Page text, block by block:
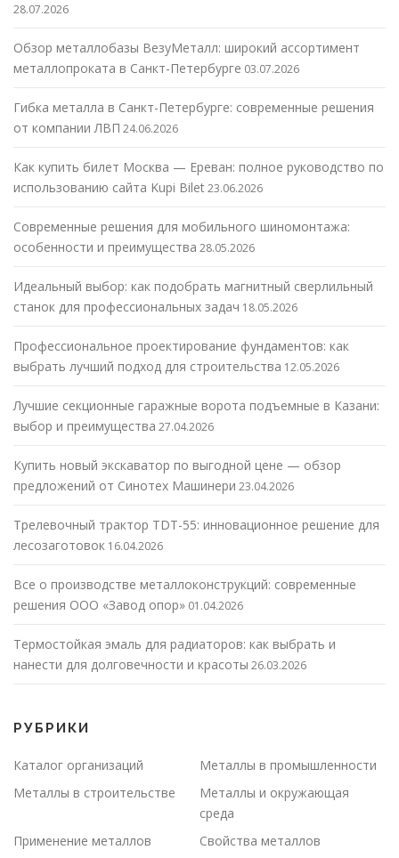
28.07.2026
Обзор металлобазы ВезуМеталл: широкий ассортимент
металлопроката в Санкт-Петербурге 03.07.2026
Гибка металла в Санкт-Петербурге: современные решения
от компании ЛВП 24.06.2026
Как купить билет Москва — Ереван: полное руководство по
использованию сайта Kupi Bilet23.06.2026
Современные решения для мобильного шиномонтажа:
особенности и преимущества 28.05.2026
Идеальный выбор: как подобрать магнитный сверлильный
станок для профессиональных задач 18.05.2026
Профессиональное проектирование фундаментов: как
выбрать лучший подход для строительства 12.05.2026
Лучшие секционные гаражные ворота подъемные в Казани:
выбор и преимущества 27.04.2026
Купить новый экскаватор по выгодной цене — обзор
предложений от Синотех Машинери 23.04.2026
Трелевочный трактор TDT-55: инновационное решение для
лесозаготовок 16.04.2026
Все о производстве металлоконструкций: современные
решения ООО «Завод опор» 01.04.2026
Термостойкая эмаль для радиаторов: как выбрать и
нанести для долговечности и красоты 26.03.2026
РУБРИКИ
Каталог организаций
Металлы в промышленности
Металлы в строительстве
Металлы и окружающая
среда
Применение металлов
Свойства металлов